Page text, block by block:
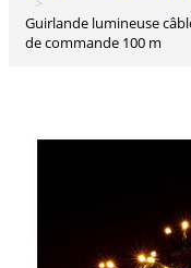
0
Panier
Guirlande lumineuse câble vert 1000 LED blanc chaud extérieur boîtier
de commande 100 m